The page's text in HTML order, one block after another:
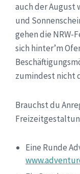
auch der August
und
gehen die NRW-
sich hinter’m
zumindest nicht
Brauchst du
Eine Runde